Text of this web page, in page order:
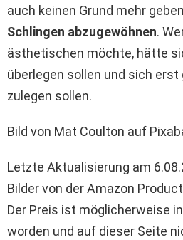
auch keinen Grund mehr
Schlingen abzugewöhnen.
ästhetischen möchte, hätte
überlegen sollen und sich erst
zulegen sollen.
Bild von Mat Coulton auf
Letzte Aktualisierung am
Bilder von der Amazon
Der Preis ist möglicherweise
worden und auf dieser Seite